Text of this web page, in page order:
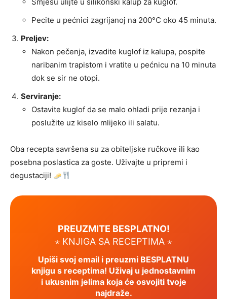
Pecite u pećnici zagrijanoj na 200°C oko 45 minuta.
Preljev:
Nakon pečenja, izvadite kuglof iz kalupa, pospite
naribanim trapistom i vratite u pećnicu na 10 minuta
dok se sir ne otopi.
Serviranje:
Ostavite kuglof da se malo ohladi prije rezanja i
poslužite uz kiselo mlijeko ili salatu.
Oba recepta savršena su za obiteljske ručkove ili kao
posebna poslastica za goste. Uživajte u pripremi i
degustaciji!
PREUZMITE BESPLATNO!
⋆ KNJIGA SA RECEPTIMA ⋆
Upiši svoj email i preuzmi BESPLATNU
knjigu s receptima! Uživaj u jednostavnim
i ukusnim jelima koja će osvojiti tvoje
najdraže.